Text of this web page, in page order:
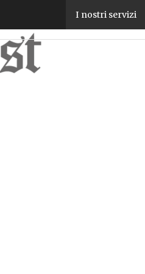
I nostri servizi
Industria 4.0, il